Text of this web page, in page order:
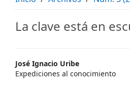
La clave está en
Main
Article
José Ignacio Uribe
Expediciones al conocimiento